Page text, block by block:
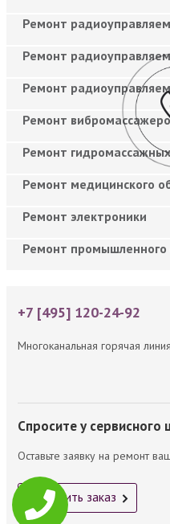
Ремонт
Ремонт
Ремонт
Ремонт
Ремонт
Ремонт медицинского
Ремонт электроники
Ремонт промышленного
+7 [495] 120-24-92
Многоканальная горячая
Спросите у сервисного
Оставьте заявку на ремонт
Оформить заказ